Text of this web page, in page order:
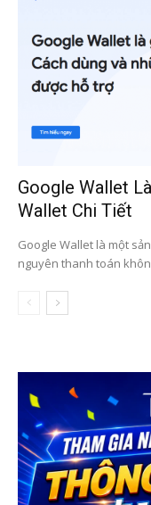
Google Wallet
Wallet Chi Tiết
Google Wallet là một
nguyên thanh toán